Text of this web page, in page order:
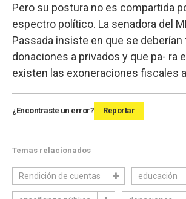
Pero su postura no es compartida
espectro político. La senadora del
Passada insiste en que se deberían
donaciones a privados y que pa- ra
existen las exoneraciones fiscales
¿Encontraste un error? Reportar
Temas relacionados
Rendición de cuentas educación